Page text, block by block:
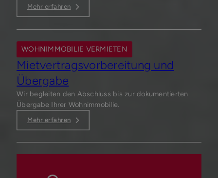
Mehr erfahren
WOHNIMMOBILIE VERMIETEN
Mietvertragsvorbereitung und
Übergabe
Wir begleiten den Abschluss bis zur dokumentierten
Übergabe Ihrer Wohnimmobilie.
Mehr erfahren